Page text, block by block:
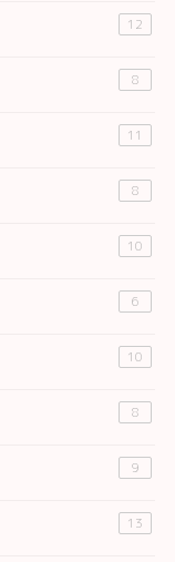
12
8
11
8
10
6
10
8
9
13